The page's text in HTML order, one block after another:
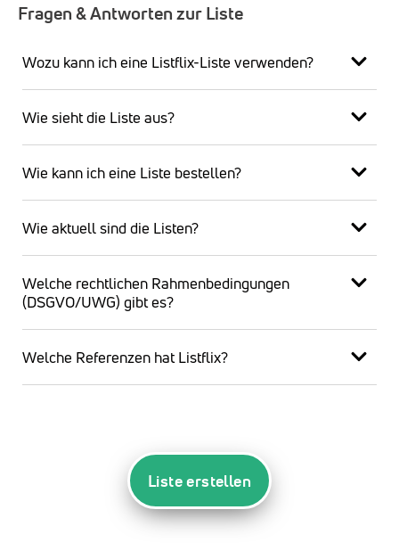
Fragen & Antworten zur Liste
Wozu kann ich eine Listflix-Liste verwenden?
Wie sieht die Liste aus?
Wie kann ich eine Liste bestellen?
Wie aktuell sind die Listen?
Welche rechtlichen Rahmenbedingungen
(DSGVO/UWG) gibt es?
Welche Referenzen hat Listflix?
Liste erstellen